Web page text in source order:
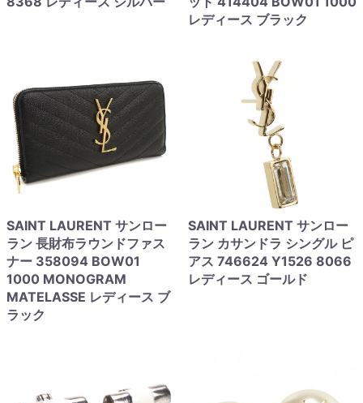
レディース ブラック
SAINT LAURENT サンロー
ラン 長財布ラウンドファス
ナー 358094 BOW01
1000 MONOGRAM
MATELASSE レディース ブ
ラック
SAINT LAURENT サンロー
ラン カサンドラ シングル ピ
アス 746624 Y1526 8066
レディース ゴールド